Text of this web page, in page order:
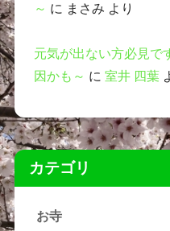
～ に まさみ より
元気が出ない方必見で
因かも～ に 室井 四葉
カテゴリ
お寺